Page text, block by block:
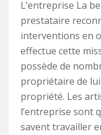
L’entreprise La
prestataire
interventions en
effectue cette
possède de
propriétaire de
propriété. Les
l’entreprise sont
savent travailler